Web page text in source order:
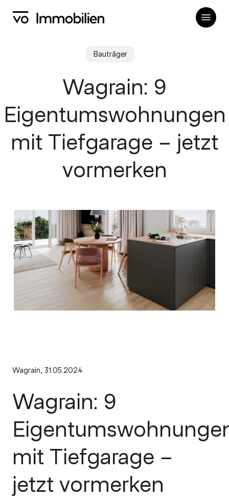
Menu
Bauträger
Wagrain: 9
Eigentumswohnungen
mit Tiefgarage – jetzt
vormerken
Wagrain, 31.05.2024
Wagrain: 9
mit Tiefgarage –
jetzt vormerken